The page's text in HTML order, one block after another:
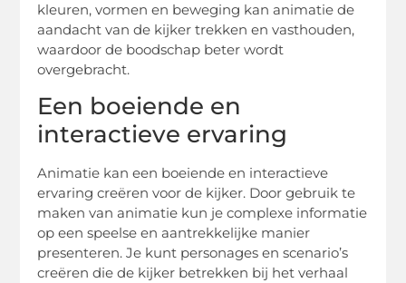
kleuren, vormen en beweging kan animatie de
aandacht van de kijker trekken en vasthouden,
waardoor de boodschap beter wordt
overgebracht.
Een boeiende en
interactieve ervaring
Animatie kan een boeiende en interactieve
ervaring creëren voor de kijker. Door gebruik te
maken van animatie kun je complexe informatie
op een speelse en aantrekkelijke manier
presenteren. Je kunt personages en scenario’s
creëren die de kijker betrekken bij het verhaal